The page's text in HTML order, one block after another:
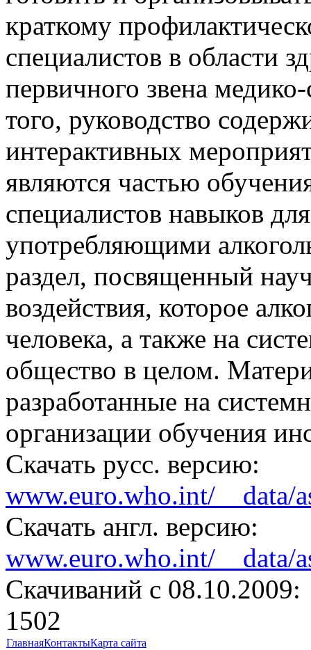
краткому
специалистов в области
первичного звена
того, руководство
интерактивных
являются частью
специалистов навыков
употребляющими
раздел, посвященный
воздействия, которое
человека, а также на
общество в целом.
разработанные на
организации обучения
Скачать русс. версию:
www.euro.who.int/__data/
Скачать англ. версию:
www.euro.who.int/__data/
Cкачиваний с 08.10.2009:
1502
ГлавнаяКонтактыКарта сайта